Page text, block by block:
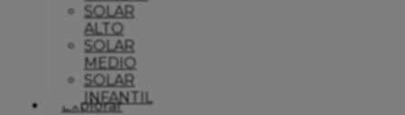
SOLAR
ALTO
SOLAR
MEDIO
SOLAR
INFANTIL
Explorar